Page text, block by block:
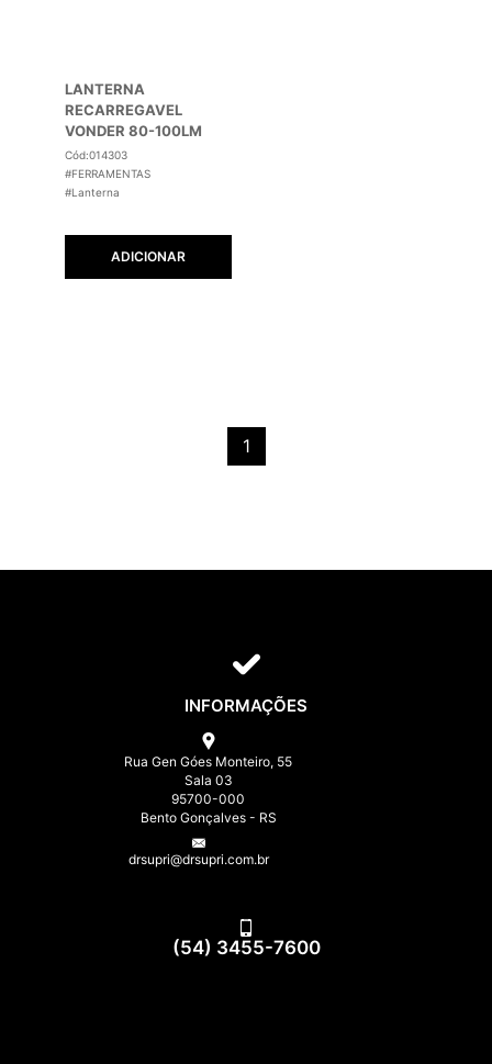
LANTERNA
RECARREGAVEL
VONDER 80-100LM
LRV100L
Cód:014303
#FERRAMENTAS
#Lanterna
ADICIONAR
1
INFORMAÇÕES
Rua Gen Góes Monteiro, 55
Sala 03
95700-000
Bento Gonçalves - RS
drsupri@drsupri.com.br
(54) 3455-7600